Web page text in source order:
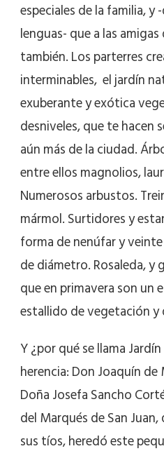
especiales de la familia, y
lenguas- que a las
también. Los parterres
interminables, el jardín
exuberante y exótica
desniveles, que te hacen
aún más de la ciudad.
entre ellos magnolios,
Numerosos arbustos.
mármol. Surtidores y
forma de nenúfar y
de diámetro. Rosaleda, y
que en primavera son un
estallido de vegetación y
Y ¿por qué se llama
herencia: Don Joaquín
Doña Josefa Sancho
del Marqués de San
sus tíos, heredó este